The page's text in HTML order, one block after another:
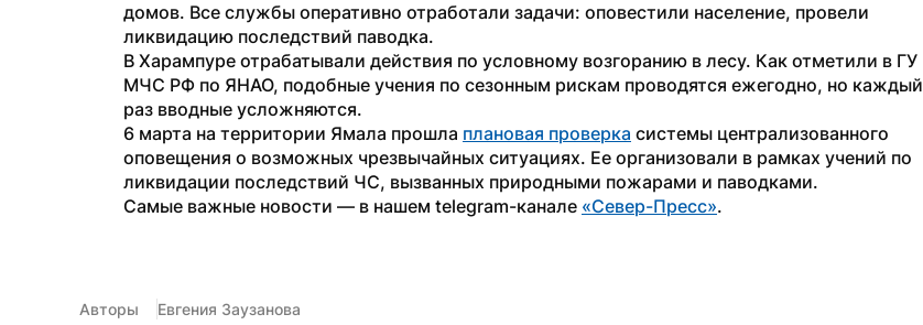
домов. Все службы оперативно отработали задачи: оповестили население, провели
ликвидацию последствий паводка.
В Харампуре отрабатывали действия по условному возгоранию в лесу. Как отметили в ГУ
МЧС РФ по ЯНАО, подобные учения по сезонным рискам проводятся ежегодно, но каждый
раз вводные усложняются.
6 марта на территории Ямала прошла плановая проверка системы централизованного
оповещения о возможных чрезвычайных ситуациях. Ее организовали в рамках учений по
ликвидации последствий ЧС, вызванных природными пожарами и паводками.
Самые важные новости — в нашем telegram-канале «Север-Пресс».
Авторы Евгения Заузанова